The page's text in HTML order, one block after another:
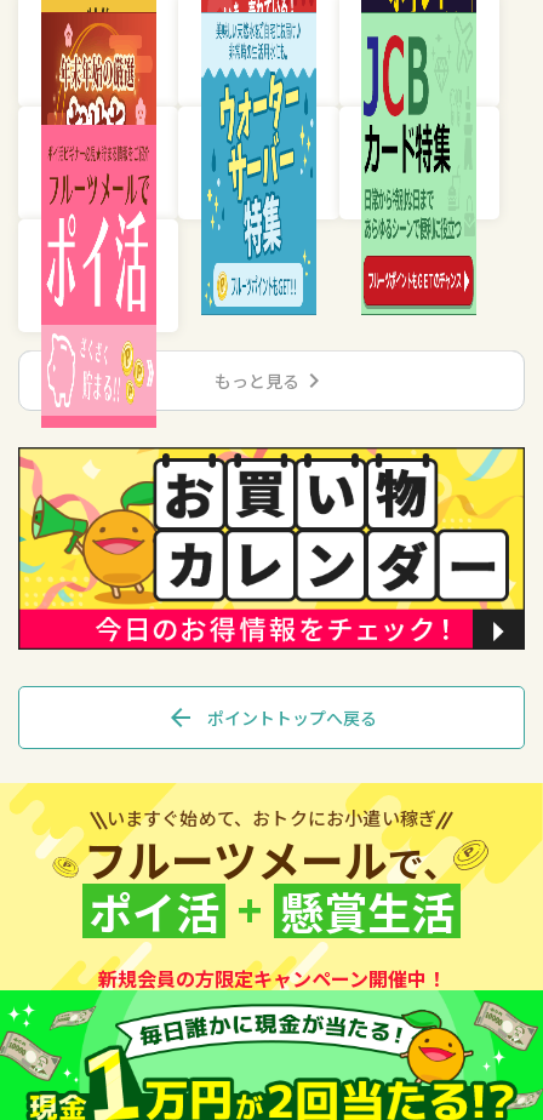
もっと見る chevron_right
arrow_back ポイントトップへ戻る
いますぐ始めて、おトクにお小遣い稼ぎ
フルーツメールで、
ポイ活 + 懸賞生活
新規会員の方限定キャンペーン開催中！